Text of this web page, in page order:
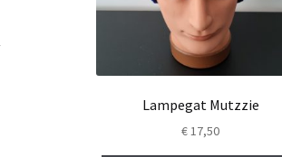
Lampegat Mutzzie
€17,50